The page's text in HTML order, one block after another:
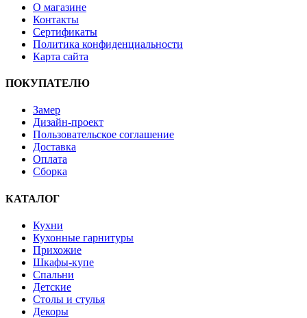
О магазине
Контакты
Сертификаты
Политика конфиденциальности
Карта сайта
ПОКУПАТЕЛЮ
Замер
Дизайн-проект
Пользовательское соглашение
Доставка
Оплата
Сборка
КАТАЛОГ
Кухни
Кухонные гарнитуры
Прихожие
Шкафы-купе
Спальни
Детские
Столы и стулья
Декоры